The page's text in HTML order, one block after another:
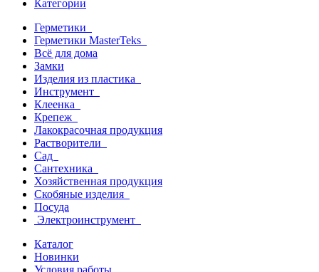
Категории
Герметики
Герметики MasterTeks
Всё для дома
Замки
Изделия из пластика
Инструмент
Клеенка
Крепеж
Лакокрасочная продукция
Растворители
Сад
Сантехника
Хозяйственная продукция
Скобяные изделия
Посуда
Электроинструмент
Каталог
Новинки